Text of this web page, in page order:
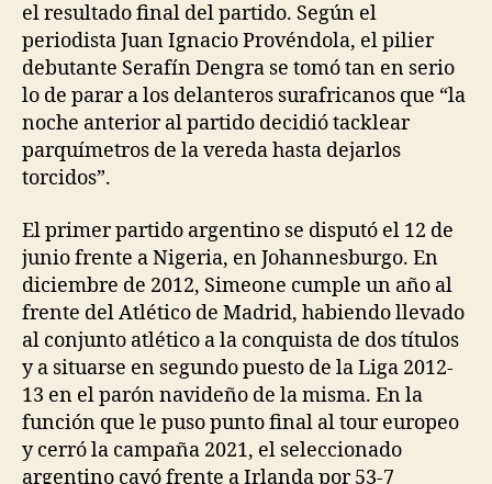
el resultado final del partido. Según el
periodista Juan Ignacio Provéndola, el pilier
debutante Serafín Dengra se tomó tan en serio
lo de parar a los delanteros surafricanos que “la
noche anterior al partido decidió tacklear
parquímetros de la vereda hasta dejarlos
torcidos”.
El primer partido argentino se disputó el 12 de
junio frente a Nigeria, en Johannesburgo. En
diciembre de 2012, Simeone cumple un año al
frente del Atlético de Madrid, habiendo llevado
al conjunto atlético a la conquista de dos títulos
y a situarse en segundo puesto de la Liga 2012-
13 en el parón navideño de la misma. En la
función que le puso punto final al tour europeo
y cerró la campaña 2021, el seleccionado
argentino cayó frente a Irlanda por 53-7